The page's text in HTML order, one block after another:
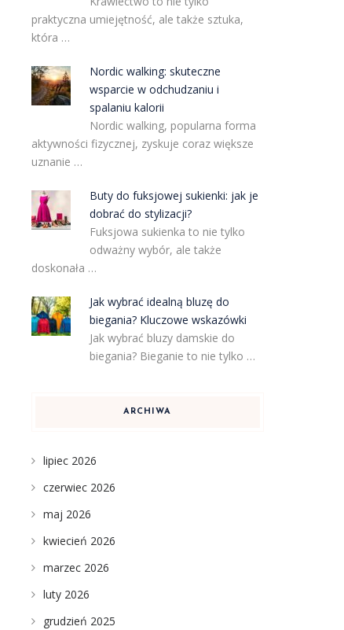
praktyczna umiejętność, ale także sztuka,
która …
Nordic walking: skuteczne
wsparcie w odchudzaniu i
spalaniu kalorii
Nordic walking, popularna forma
aktywności fizycznej, zyskuje coraz większe
uznanie …
Buty do fuksjowej sukienki: jak je
dobrać do stylizacji?
Fuksjowa sukienka to nie tylko
odważny wybór, ale także
doskonała …
Jak wybrać idealną bluzę do
biegania? Kluczowe wskazówki
Jak wybrać bluzy damskie do
biegania? Bieganie to nie tylko …
ARCHIWA
lipiec 2026
czerwiec 2026
maj 2026
kwiecień 2026
marzec 2026
luty 2026
grudzień 2025